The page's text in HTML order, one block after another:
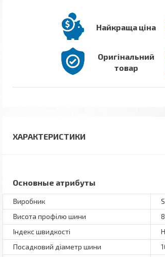
Найкраща ціна
Оригінальний
товар
ХАРАКТЕРИСТИКИ
Основные атрибуты
Виробник
Висота профілю шини
Індекс швидкості
H
Посадковий діаметр шини